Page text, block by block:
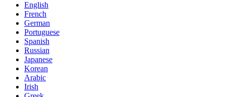
English
French
German
Portuguese
Spanish
Russian
Japanese
Korean
Arabic
Irish